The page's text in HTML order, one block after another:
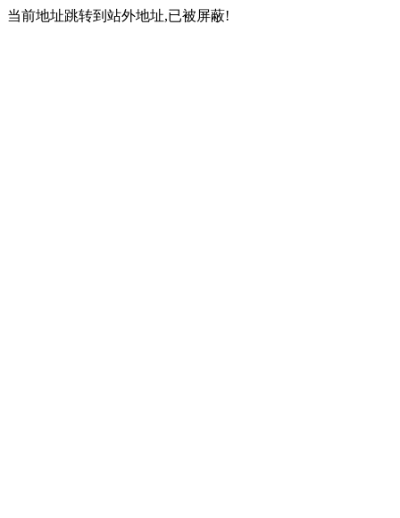
当前地址跳转到站外地址,已被屏蔽!